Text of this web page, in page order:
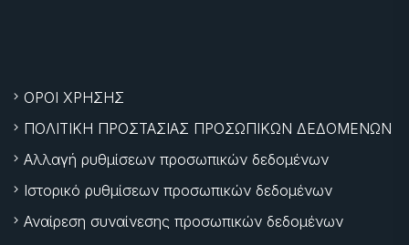
ΟΡΟΙ ΧΡΗΣΗΣ
ΠΟΛΙΤΙΚΗ ΠΡΟΣΤΑΣΙΑΣ ΠΡΟΣΩΠΙΚΩΝ ΔΕΔΟΜΕΝΩΝ
Αλλαγή ρυθμίσεων προσωπικών δεδομένων
Ιστορικό ρυθμίσεων προσωπικών δεδομένων
Αναίρεση συναίνεσης προσωπικών δεδομένων